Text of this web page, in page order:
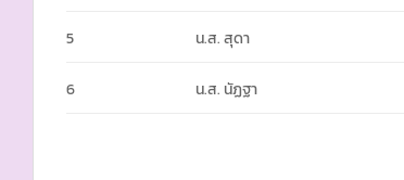
5 น.ส. สุดา
6 น.ส. นัฏฐา